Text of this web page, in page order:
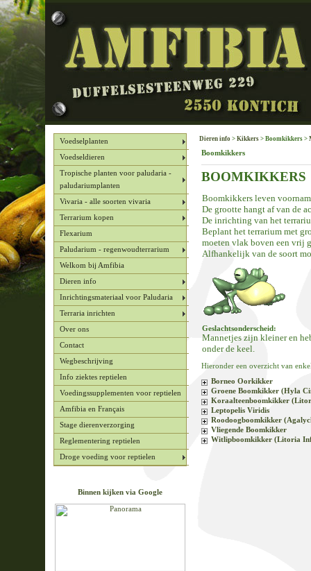
Voedselplanten
Voedseldieren
Tropische planten voor paludaria -
paludariumplanten
Vivaria - alle soorten vivaria
Terrarium kopen
Flexarium
Paludarium - regenwoudterrarium
Welkom bij Amfibia
Dieren info
Inrichtingsmateriaal voor Paludaria
Terraria inrichten
Over ons
Contact
Wegbeschrijving
Info ziektes reptielen
Voedingssupplementen voor reptielen
Amfibia en Français
Stage dierenverzorging
Reglementering reptielen
Droge voeding voor reptielen
Binnen kijken via Google
Dieren info > Kikkers > Boomkikkers >
Boomkikkers
BOOMKIKKERS
Boomkikkers leven
De grootte hangt af van de
De inrichting van het
Beplant het terrarium met
moeten vlak boven een vrij
Alfhankelijk van de soort
Geslachtsonderscheid:
Mannetjes zijn kleiner en
onder de keel.
Hieronder een overzicht van
Borneo Oorkikker
Groene Boomkikker (Hyla
Koraalteenboomkikker
Leptopelis Viridis
Roodoogboomkikker
Vliegende Boomkikker
Witlipboomkikker (Litoria